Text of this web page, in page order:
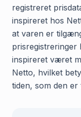
registreret
inspireret hos
at varen er
prisregistreringer
inspireret været
Netto, hvilket
tiden, som den er